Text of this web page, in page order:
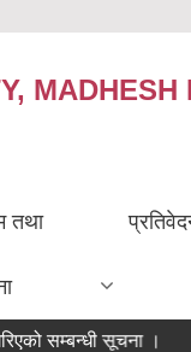
MADHESH
तथा
सम्बन्धी सूचना ।